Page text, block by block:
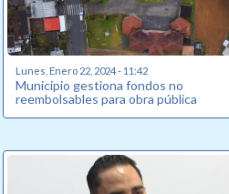
Lunes, Enero 22, 2024 - 11:42
Municipio gestiona fondos no
reembolsables para obra pública